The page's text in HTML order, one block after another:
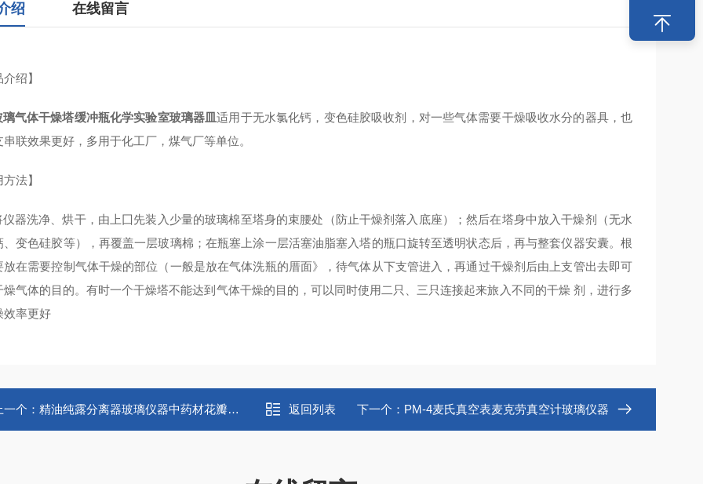
绍 在线留言
绍】
气体干燥塔缓冲瓶化学实验室玻璃器皿适用于无水氯化钙，变色硅胶吸收剂，对一些气体需要干燥吸收水分的器具，也
串联效果更好，多用于化工厂，煤气厂等单位。
法】
洗净、烘干，由上囗先装入少量的玻璃棉至塔身的束腰处（防止干燥剂落入底座）；然后在塔身中放入干燥剂（无水
、变色硅胶等），再覆盖一层玻璃棉；在瓶塞上涂一层活塞油脂塞入塔的瓶口旋转至透明状态后，再与整套仪器安囊。根
放在需要控制气体干燥的部位（一般是放在气体洗瓶的厝面》，待气体从下支管进入，再通过干燥剂后由上支管出去即可
燥气体的目的。有时一个干燥塔不能达到气体干燥的目的，可以同时使用二只、三只连接起来旅入不同的干燥 剂，进行多
效率更好
一个： 精油纯露分离器玻璃仪器中药材花瓣提纯 返回列表 下一个： PM-4麦氏真空表麦克劳真空计玻璃仪器